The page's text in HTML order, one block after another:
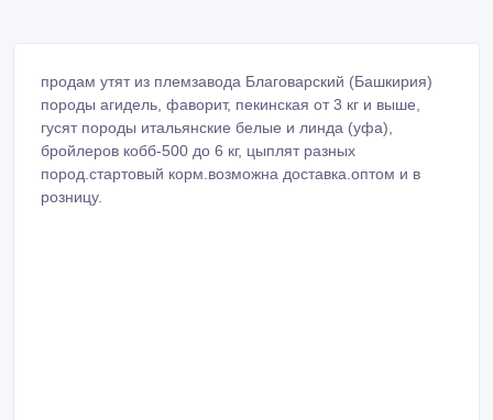
гусят породы итальянские белые и линда (уфа),
бройлеров кобб-500 до 6 кг, цыплят разных
пород.стартовый корм.возможна доставка.оптом и в
розницу.